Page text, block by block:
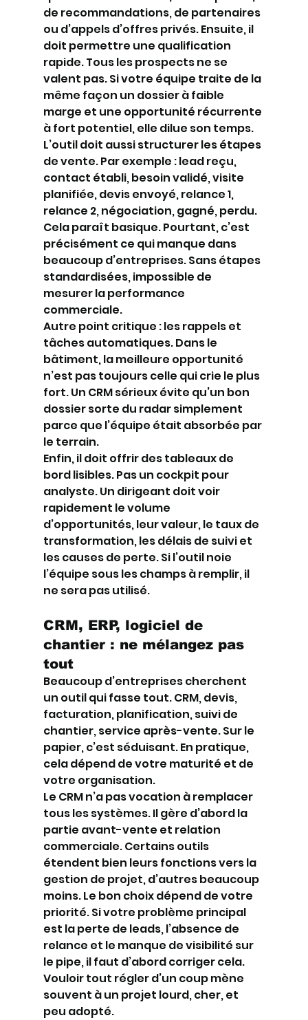
de recommandations, de partenaires
ou d’appels d’offres privés. Ensuite, il
doit permettre une qualification
rapide. Tous les prospects ne se
valent pas. Si votre équipe traite de la
même façon un dossier à faible
marge et une opportunité récurrente
à fort potentiel, elle dilue son temps.
L’outil doit aussi structurer les étapes
de vente. Par exemple : lead reçu,
contact établi, besoin validé, visite
planifiée, devis envoyé, relance 1,
relance 2, négociation, gagné, perdu.
Cela paraît basique. Pourtant, c’est
précisément ce qui manque dans
beaucoup d’entreprises. Sans étapes
standardisées, impossible de
mesurer la performance
commerciale.
Autre point critique : les rappels et
tâches automatiques. Dans le
bâtiment, la meilleure opportunité
n’est pas toujours celle qui crie le plus
fort. Un CRM sérieux évite qu’un bon
dossier sorte du radar simplement
parce que l’équipe était absorbée par
le terrain.
Enfin, il doit offrir des tableaux de
bord lisibles. Pas un cockpit pour
analyste. Un dirigeant doit voir
rapidement le volume
d’opportunités, leur valeur, le taux de
transformation, les délais de suivi et
les causes de perte. Si l’outil noie
l’équipe sous les champs à remplir, il
ne sera pas utilisé.
CRM, ERP, logiciel de
chantier : ne mélangez pas
tout
Beaucoup d’entreprises cherchent
un outil qui fasse tout. CRM, devis,
facturation, planification, suivi de
chantier, service après-vente. Sur le
papier, c’est séduisant. En pratique,
cela dépend de votre maturité et de
votre organisation.
Le CRM n’a pas vocation à remplacer
tous les systèmes. Il gère d’abord la
partie avant-vente et relation
commerciale. Certains outils
étendent bien leurs fonctions vers la
gestion de projet, d’autres beaucoup
moins. Le bon choix dépend de votre
priorité. Si votre problème principal
est la perte de leads, l’absence de
relance et le manque de visibilité sur
le pipe, il faut d’abord corriger cela.
Vouloir tout régler d’un coup mène
souvent à un projet lourd, cher, et
peu adopté.